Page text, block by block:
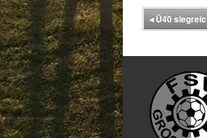
◂Ü40